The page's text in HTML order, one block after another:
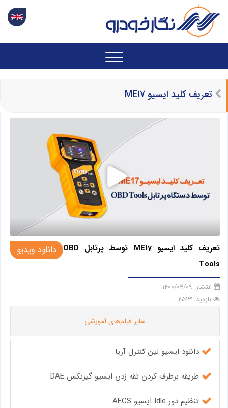
تعریف کلید ایسیو ME17
دانلود ویدیو
تعریف کلید ایسیو ME17 توسط پرتابل OBD
Tools
انتشار: 1400/04/09
بازدید: 2513
سایر فیلم‌های آموزشی
دانلود ایسیو لین کنترل آریا
طریقه برطرف کردن تقه زدن ایسیو گیربکس DAE
تنظیم دور Idle ایسیو AECS